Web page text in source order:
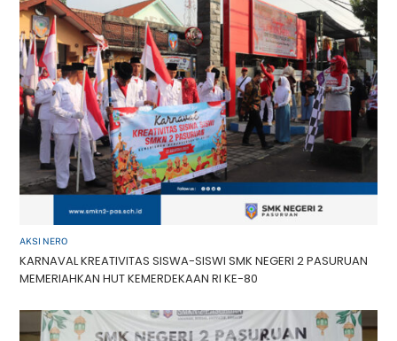
AKSI NERO
KARNAVAL KREATIVITAS SISWA-SISWI SMK NEGERI 2 PASURUAN
MEMERIAHKAN HUT KEMERDEKAAN RI KE-80